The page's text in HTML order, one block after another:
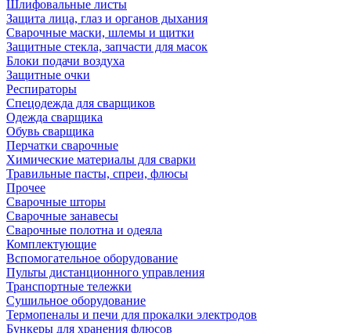
Шлифовальные листы
Защита лица, глаз и органов дыхания
Сварочные маски, шлемы и щитки
Защитные стекла, запчасти для масок
Блоки подачи воздуха
Защитные очки
Респираторы
Спецодежда для сварщиков
Одежда сварщика
Обувь сварщика
Перчатки сварочные
Химические материалы для сварки
Травильные пасты, спреи, флюсы
Прочее
Сварочные шторы
Сварочные занавесы
Сварочные полотна и одеяла
Комплектующие
Вспомогательное оборудование
Пульты дистанционного управления
Транспортные тележки
Сушильное оборудование
Термопеналы и печи для прокалки электродов
Бункеры для хранения флюсов